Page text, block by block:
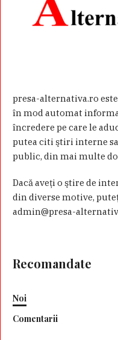
presa-alternativa.ro
în mod automat
încredere pe care le
putea citi ştiri interne
public, din mai multe
Dacă aveţi o ştire de
din diverse motive,
admin@presa-
Recomandate
Noi
Comentarii